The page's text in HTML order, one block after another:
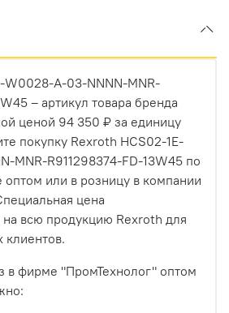
W0028-A-03-NNNN-MNR-
– артикул товара бренда
ценой 94 350 ₽ за единицу
покупку Rexroth HCS02-1E-
MNR-R911298374-FD-13W45 по
оптом или в розницу в компании
цена
на всю продукцию Rexroth для
клиентов.
в фирме "ПромТехнолог" оптом